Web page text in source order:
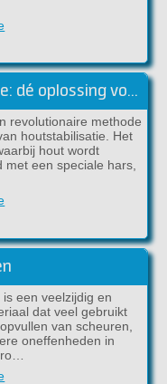
Houtstabilisatie met Stabicure: dé oplossing voor sterk en duurzaam hout
revolutionaire methode
houtstabilisatie. Het
hout wordt
een speciale hars,
een veelzijdig en
dat veel gebruikt
van scheuren,
oneffenheden in